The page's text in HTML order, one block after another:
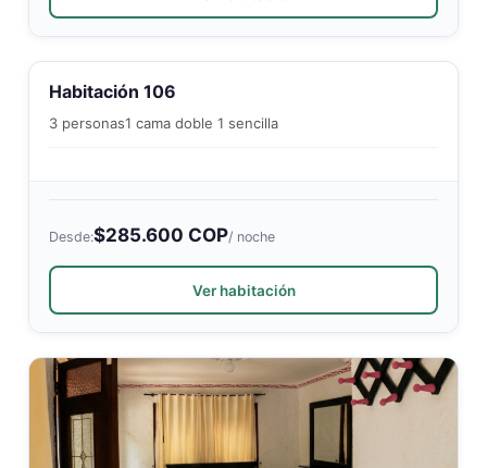
Habitación 106
3 personas1 cama doble 1 sencilla
Desde:$285.600 COP/ noche
Ver habitación